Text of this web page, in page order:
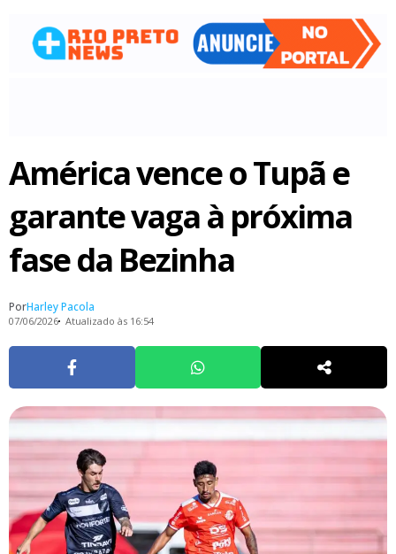
América vence o Tupã e
garante vaga à próxima
fase da Bezinha
PorHarley Pacola
07/06/2026 Atualizado às 16:54